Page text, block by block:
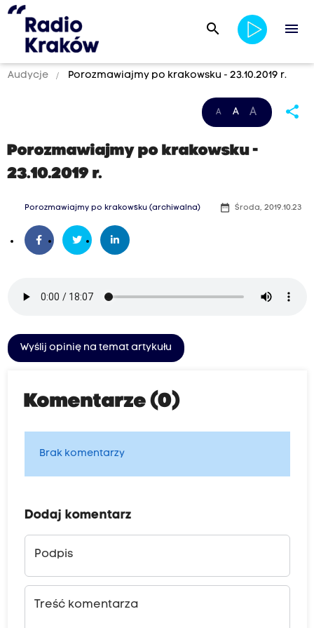
search menu
Audycje Porozmawiajmy po krakowsku - 23.10.2019 r.
A A A share
Porozmawiajmy po krakowsku -
23.10.2019 r.
Porozmawiajmy po krakowsku (archiwalna) date_range Środa, 2019.10.23
Wyślij opinię na temat artykułu
Komentarze (0)
Brak komentarzy
Dodaj komentarz
Podpis
Treść komentarza